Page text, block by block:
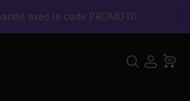
avec le code PROMO10